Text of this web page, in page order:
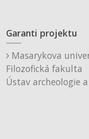
Garanti projektu
Masarykova
Filozofická fakulta
Ústav archeologie